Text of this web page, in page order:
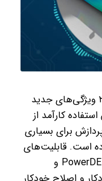
PowerFLOW 2025 از زمان انتشار ۲۰۲۴ ویژگی‌های جدید
کارآمد از
برای بسیاری
است. قابلیت‌های
جدیدی به ابزارهای پیش‌پردازش، PowerDELTA و